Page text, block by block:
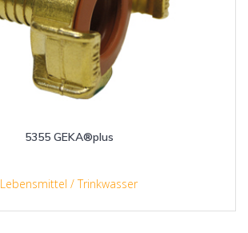
5355 GEKA®plus
Lebensmittel / Trinkwasser